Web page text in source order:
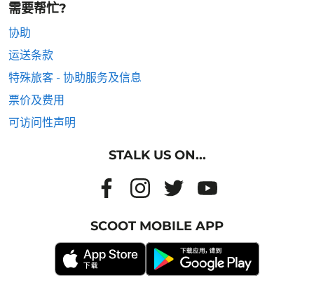
需要帮忙?
协助
运送条款
特殊旅客 - 协助服务及信息
票价及费用
可访问性声明
STALK US ON...
SCOOT MOBILE APP